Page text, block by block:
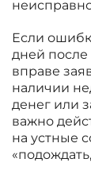
Если
дней после
вправе
наличии
денег или
важно
на устные